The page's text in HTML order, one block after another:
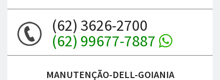
(62) 3626-2700
(62) 99677-7887
MANUTENÇÃO-DELL-GOIANIA